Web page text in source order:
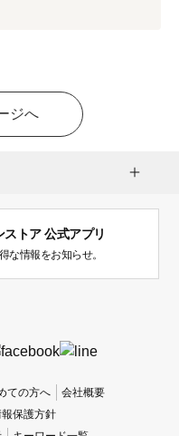
ジへ
トア 公式アプリ
な情報をお知らせ。
ての方へ
会社概要
保護方針